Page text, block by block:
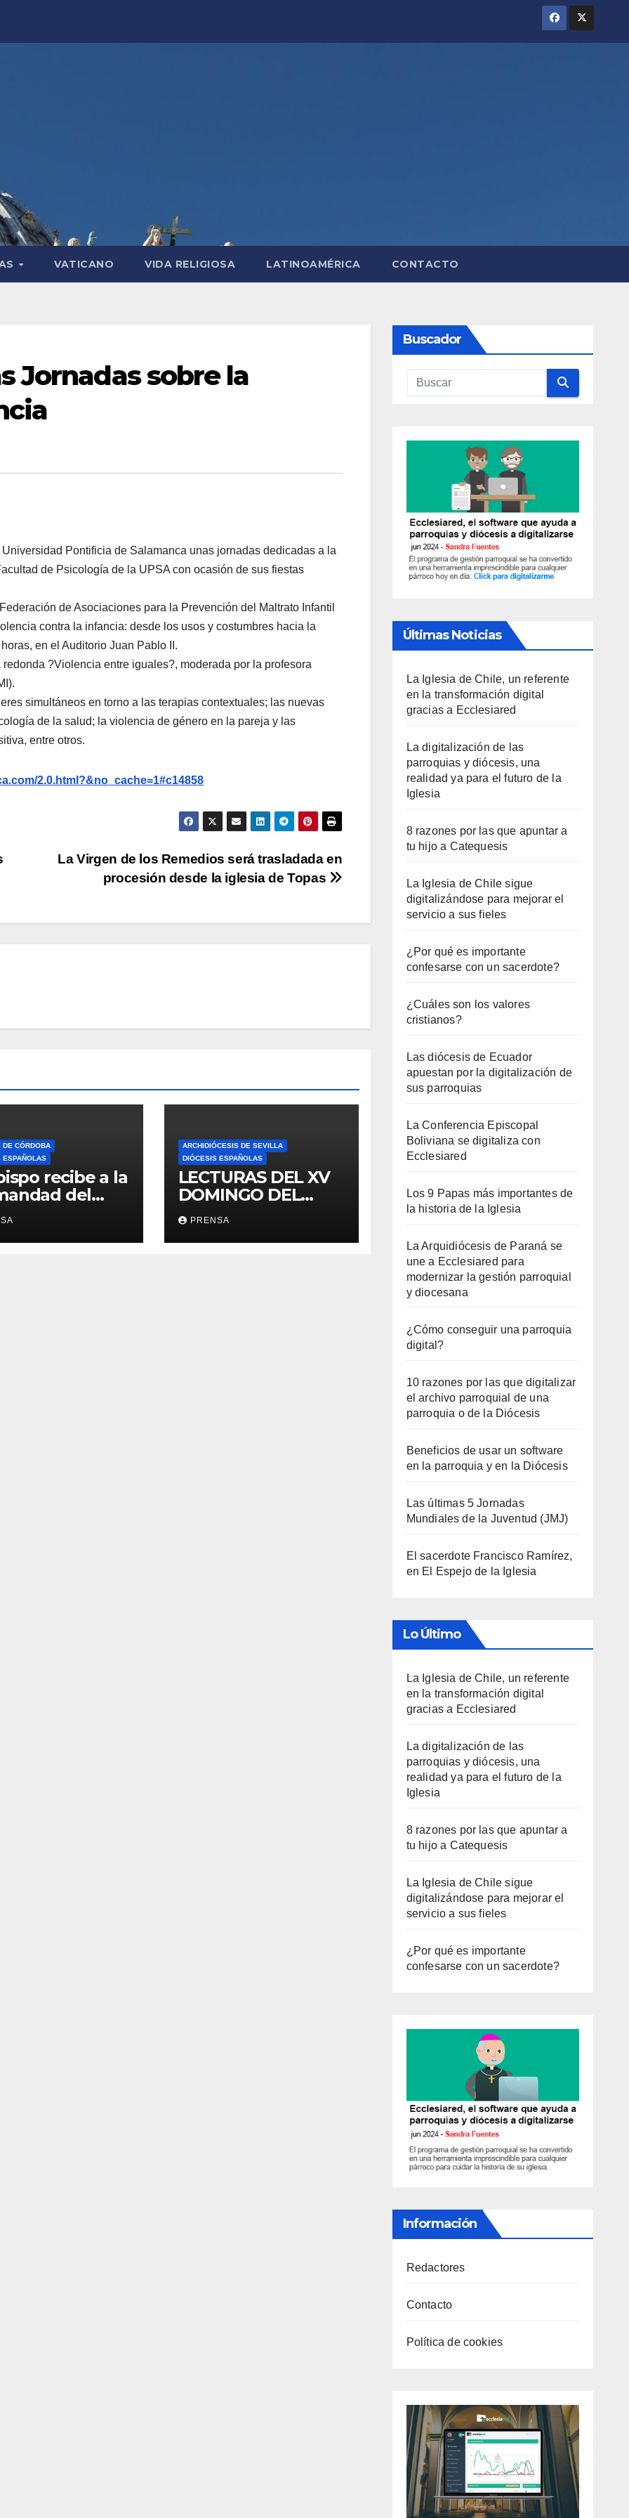
VATICANO VIDA RELIGIOSA LATINOAMÉRICA CONTACTO
Jornadas sobre la
Pontificia de Salamanca unas jornadas dedicadas a la
de Psicología de la UPSA con ocasión de sus fiestas
de Asociaciones para la Prevención del Maltrato Infantil
contra la infancia: desde los usos y costumbres hacia la
en el Auditorio Juan Pablo II.
?Violencia entre iguales?, moderada por la profesora
simultáneos en torno a las terapias contextuales; las nuevas
de la salud; la violencia de género en la pareja y las
entre otros.
2.0.html?&no_cache=1#c14858
La Virgen de los Remedios será trasladada en
procesión desde la iglesia de Topas
DE CÓRDOBA
ESPAÑOLAS
recibe a la
del
ARCHIDIÓCESIS DE SEVILLA
DIÓCESIS ESPAÑOLAS
LECTURAS DEL XV
DOMINGO DEL
TIEMPO
ORDINARIO (A)
PRENSA
Buscador
Últimas Noticias
La Iglesia de Chile, un referente
en la transformación digital
gracias a Ecclesiared
La digitalización de las
parroquias y diócesis, una
realidad ya para el futuro de la
Iglesia
8 razones por las que apuntar a
tu hijo a Catequesis
La Iglesia de Chile sigue
digitalizándose para mejorar el
servicio a sus fieles
¿Por qué es importante
confesarse con un sacerdote?
¿Cuáles son los valores
cristianos?
Las diócesis de Ecuador
apuestan por la digitalización de
sus parroquias
La Conferencia Episcopal
Boliviana se digitaliza con
Ecclesiared
Los 9 Papas más importantes de
la historia de la Iglesia
La Arquidiócesis de Paraná se
une a Ecclesiared para
modernizar la gestión parroquial
y diocesana
¿Cómo conseguir una parroquia
digital?
10 razones por las que digitalizar
el archivo parroquial de una
parroquia o de la Diócesis
Beneficios de usar un software
en la parroquia y en la Diócesis
Las últimas 5 Jornadas
Mundiales de la Juventud (JMJ)
El sacerdote Francisco Ramírez,
en El Espejo de la Iglesia
Lo Último
La Iglesia de Chile, un referente
en la transformación digital
gracias a Ecclesiared
La digitalización de las
parroquias y diócesis, una
realidad ya para el futuro de la
Iglesia
8 razones por las que apuntar a
tu hijo a Catequesis
La Iglesia de Chile sigue
digitalizándose para mejorar el
servicio a sus fieles
¿Por qué es importante
confesarse con un sacerdote?
Información
Redactores
Contacto
Política de cookies